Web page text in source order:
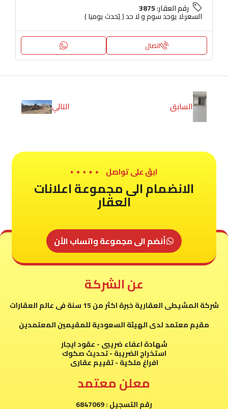
رقم العقار:3875
السعر:لا يوجد سوم و لا حد ( يُحدث يوميا )
اتصال
السابق التالي
ابقَ على تواصل
الانضمام الى مجموعة اعلانات
العقار
أنضم الى مجموعة واتساب الأن
عن الشركة
شركة المشيطى العقارية خبرة اكثر من 15 سنة فى عالم العقارات
مقيم معتمد لدى الهيئة السعودية للمقيمين المعتمدين
شهادة اعفاء ضريبى - عقود ايجار
استخراج الضريبة - تحديث صكوك
افراغ ملكية - تقييم عقارى
معلن معتمد
رقم التسجيل : 6847069